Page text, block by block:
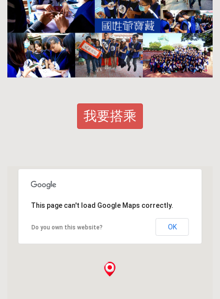
我要搭乘
This page can't load Google Maps correctly.
Do you own this website? OK